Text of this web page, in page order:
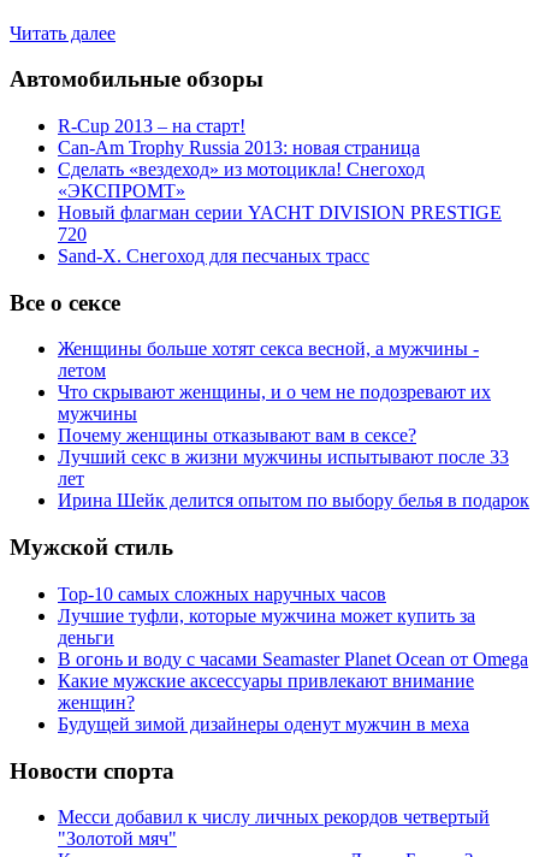
Читать далее
Автомобильные обзоры
R-Cup 2013 – на старт!
Can-Am Trophy Russia 2013: новая страница
Сделать «вездеход» из мотоцикла! Снегоход
«ЭКСПРОМТ»
Новый флагман серии YACHT DIVISION PRESTIGE
720
Sand-X. Снегоход для песчаных трасс
Все о сексе
Женщины больше хотят секса весной, а мужчины -
летом
Что скрывают женщины, и о чем не подозревают их
мужчины
Почему женщины отказывают вам в сексе?
Лучший секс в жизни мужчины испытывают после 33
лет
Ирина Шейк делится опытом по выбору белья в подарок
Мужской стиль
Top-10 самых сложных наручных часов
Лучшие туфли, которые мужчина может купить за
деньги
В огонь и воду с часами Seamaster Planet Ocean от Omega
Какие мужские аксессуары привлекают внимание
женщин?
Будущей зимой дизайнеры оденут мужчин в меха
Новости спорта
Месси добавил к числу личных рекордов четвертый
"Золотой мяч"